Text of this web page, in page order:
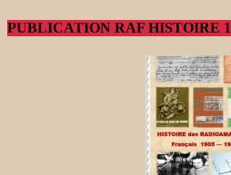
PUBLICATION RAF HISTOIRE